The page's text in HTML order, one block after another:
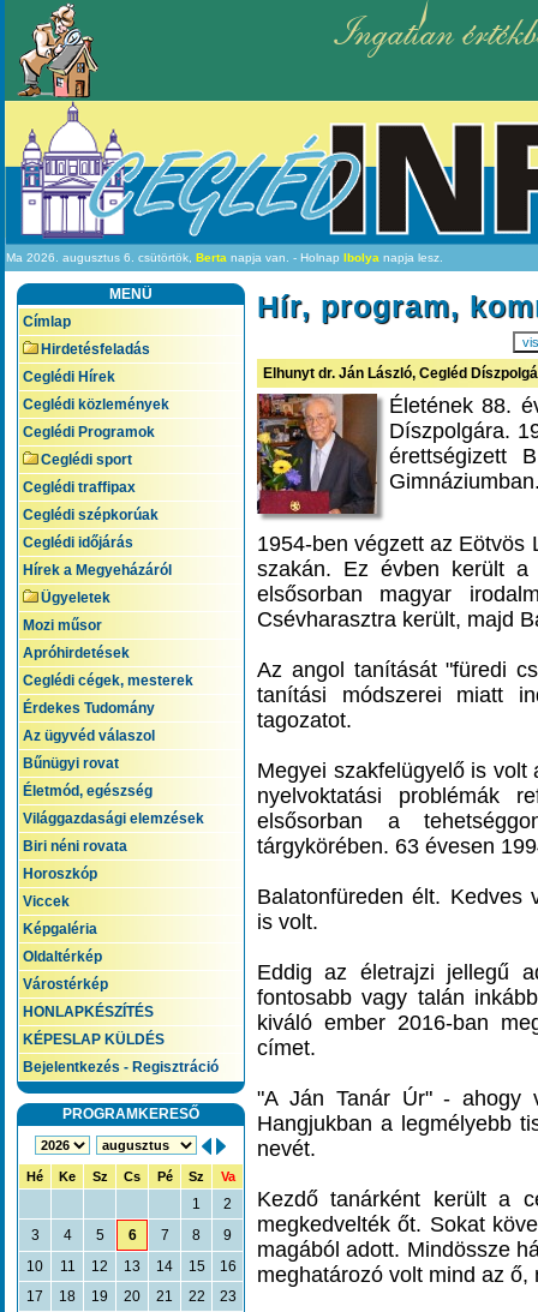
Ingatlan
Ma 2026. augusztus 6. csütörtök, Berta napja van. - Holnap Ibolya napja lesz.
MENÜ
Címlap
Hirdetésfeladás
Ceglédi Hírek
Ceglédi közlemények
Ceglédi Programok
Ceglédi sport
Ceglédi traffipax
Ceglédi szépkorúak
Ceglédi időjárás
Hírek a Megyeházáról
Ügyeletek
Mozi műsor
Apróhirdetések
Ceglédi cégek, mesterek
Érdekes Tudomány
Az ügyvéd válaszol
Bűnügyi rovat
Életmód, egészség
Világgazdasági elemzések
Biri néni rovata
Horoszkóp
Viccek
Képgaléria
Oldaltérkép
Várostérkép
HONLAPKÉSZÍTÉS
KÉPESLAP KÜLDÉS
Bejelentkezés - Regisztráció
PROGRAMKERESŐ
Hé Ke Sz Cs Pé Sz Va
1
2
3
4 5 6 7 8
9
10
11 12 13 14 15
16
17
18 19 20 21 22
23
Hír, program,
Elhunyt dr. Ján László, Cegléd
Életének 88.
Díszpolgára.
érettségizett
1954-ben végzett az Eötvös
szakán. Ez évben került a
elsősorban magyar
Csévharasztra került, majd
Az angol tanítását "füredi
tanítási módszerei miatt
tagozatot.
Megyei szakfelügyelő is
nyelvoktatási problémák
elsősorban a
tárgykörében. 63 évesen
Balatonfüreden élt. Kedves
is volt.
Eddig az életrajzi jellegű
fontosabb vagy talán
kiváló ember 2016-ban
címet.
"A Ján Tanár Úr" - ahogy
Hangjukban a legmélyebb
nevét.
Kezdő tanárként került a
megkedvelték őt. Sokat
magából adott. Mindössze
meghatározó volt mind az ő,